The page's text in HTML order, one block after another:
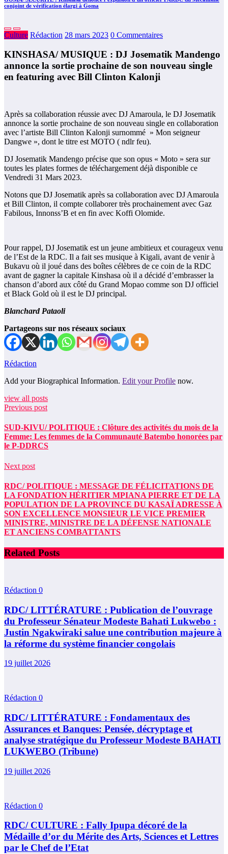
conjoint de vérification élargi à Goma
Culture Rédaction 28 mars 2023 0 Commentaires
KINSHASA/ MUSIQUE : DJ Josematik Mandengo
annonce la sortie prochaine de son nouveau single
en featuring avec Bill Clinton Kalonji
Après sa collaboration réussie avec DJ Amaroula, le DJ Josematik
annonce la sortie prochaine de son nouveau single en collaboration
avec l’artiste Bill Clinton Kalonji surnommé » Mon seigneur
Dangwe », dont le titre est MOTO ( ndlr feu).
DJ Josematik Mandengo précise que son opus « Moto » sera sur
toutes les plates formes de téléchargement déjà disponible ce
Vendredi 31 Mars 2023.
Notons que DJ Josematik après sa collaboration avec DJ Amaroula
et Bill Clinton, il compte collaborer très prochainement avec Gaz
Fabilous, Innonss’B et en fin avec Koffi Olomide.
Pour rappel, DJ Josematik est un jeune ambitieux et courageux venu
de l’Est de la RDC. Il a fait ses musique à Kigali, avant de venir à
Bukavu où il joué dans des boîtes célèbres de ce coin de la RDC
avant de gagner la capitale Kinshasa où il a décidé d’embrasser la
chanson d’abord aux côté du Grand Mopao comme son DJ officiel
et Black Gold où il est le DJ principal.
Blanchard Pataoli
Partageons sur nos réseaux sociaux
Rédaction
Add your Biographical Information. Edit your Profile now.
view all posts
Previous post
SUD-KIVU/ POLITIQUE : Clôture des activités du mois de la
Femme: Les femmes de la Communauté Batembo honorées par
le P-DDRCS
Next post
RDC/ POLITIQUE : MESSAGE DE FÉLICITATIONS DE
LA FONDATION HÉRITIER MPIANA PIERRE ET DE LA
POPULATION DE LA PROVINCE DU KASAÏ ADRESSE À
SON EXCELLENCE MONSIEUR LE VICE PREMIER
MINISTRE, MINISTRE DE LA DÉFENSE NATIONALE
ET ANCIENS COMBATTANTS
Related Posts
Rédaction 0
RDC/ LITTÉRATURE : Publication de l’ouvrage
du Professeur Sénateur Modeste Bahati Lukwebo :
Justin Ngakwiraki salue une contribution majeure à
la réforme du système financier congolais
19 juillet 2026
Rédaction 0
RDC/ LITTÉRATURE : Fondamentaux des
Assurances et Banques: Pensée, décryptage et
analyse stratégique du Professeur Modeste BAHATI
LUKWEBO (Tribune)
19 juillet 2026
Rédaction 0
RDC/ CULTURE : Fally Ipupa décoré de la
Médaille d’or du Mérite des Arts, Sciences et Lettres
par le Chef de l’Etat